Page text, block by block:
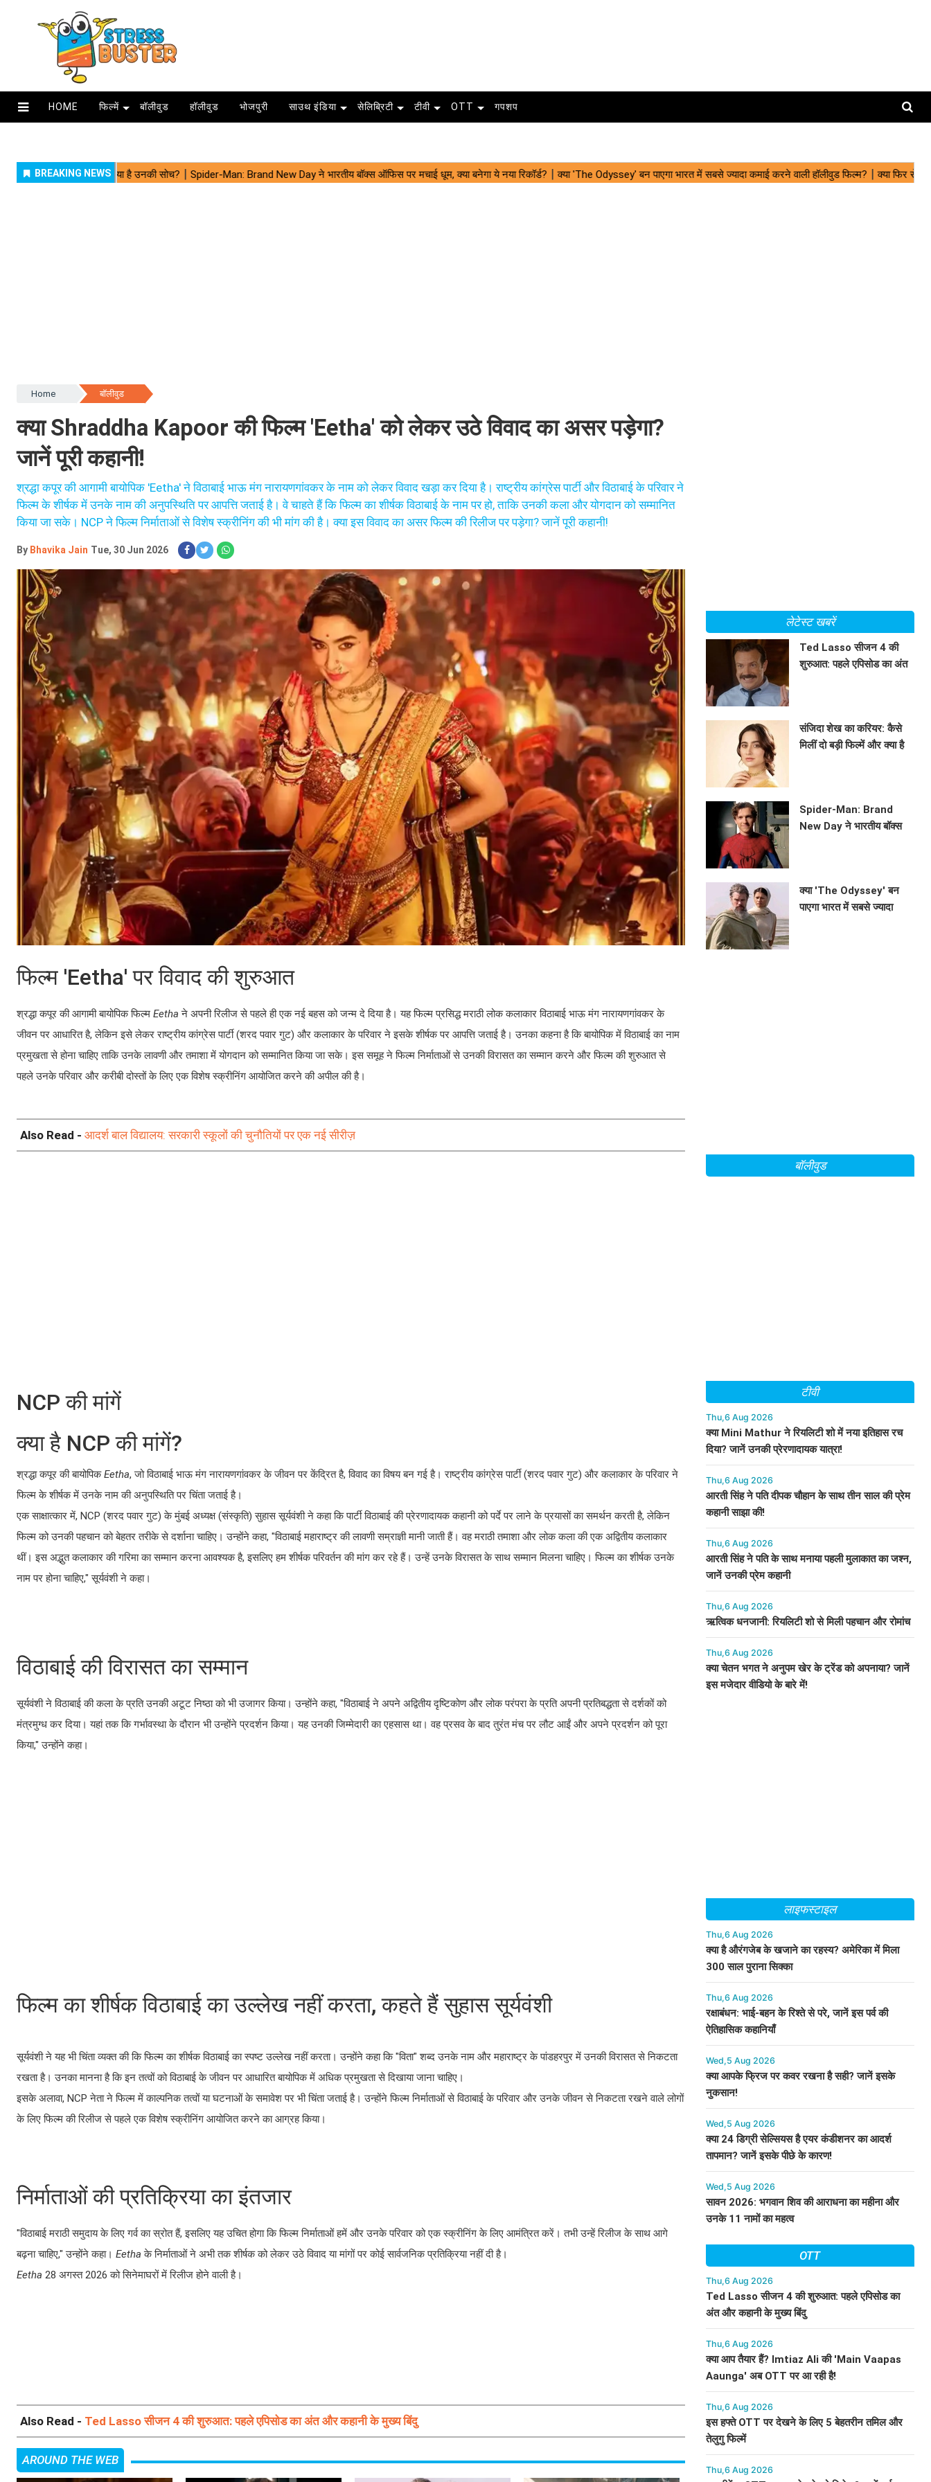
HOME फिल्में बॉलीवुड हॉलीवुड भोजपुरी साउथ इंडिया सेलिब्रिटी टीवी OTT गपशप
Home बॉलीवुड
क्या Shraddha Kapoor की फिल्म 'Eetha' को लेकर उठे विवाद का असर पड़ेगा?
जानें पूरी कहानी!
श्रद्धा कपूर की आगामी बायोपिक 'Eetha' ने विठाबाई भाऊ मंग नारायणगांवकर के नाम को लेकर विवाद खड़ा कर दिया है। राष्ट्रीय कांग्रेस पार्टी और विठाबाई के परिवार ने
फिल्म के शीर्षक में उनके नाम की अनुपस्थिति पर आपत्ति जताई है। वे चाहते हैं कि फिल्म का शीर्षक विठाबाई के नाम पर हो, ताकि उनकी कला और योगदान को सम्मानित
किया जा सके। NCP ने फिल्म निर्माताओं से विशेष स्क्रीनिंग की भी मांग की है। क्या इस विवाद का असर फिल्म की रिलीज पर पड़ेगा? जानें पूरी कहानी!
By Bhavika Jain Tue, 30 Jun 2026
फिल्म 'Eetha' पर विवाद की शुरुआत
श्रद्धा कपूर की आगामी बायोपिक फिल्म Eetha ने अपनी रिलीज से पहले ही एक नई बहस को जन्म दे दिया है। यह फिल्म प्रसिद्ध मराठी लोक कलाकार विठाबाई भाऊ मंग नारायणगांवकर के
जीवन पर आधारित है, लेकिन इसे लेकर राष्ट्रीय कांग्रेस पार्टी (शरद पवार गुट) और कलाकार के परिवार ने इसके शीर्षक पर आपत्ति जताई है। उनका कहना है कि बायोपिक में विठाबाई का नाम
प्रमुखता से होना चाहिए ताकि उनके लावणी और तमाशा में योगदान को सम्मानित किया जा सके। इस समूह ने फिल्म निर्माताओं से उनकी विरासत का सम्मान करने और फिल्म की शुरुआत से
पहले उनके परिवार और करीबी दोस्तों के लिए एक विशेष स्क्रीनिंग आयोजित करने की अपील की है।
Also Read - आदर्श बाल विद्यालय: सरकारी स्कूलों की चुनौतियों पर एक नई सीरीज़
NCP की मांगें
क्या है NCP की मांगें?
श्रद्धा कपूर की बायोपिकEetha, जो विठाबाई भाऊ मंग नारायणगांवकर के जीवन पर केंद्रित है, विवाद का विषय बन गई है। राष्ट्रीय कांग्रेस पार्टी (शरद पवार गुट) और कलाकार के परिवार ने
फिल्म के शीर्षक में उनके नाम की अनुपस्थिति पर चिंता जताई है।
एक साक्षात्कार में, NCP (शरद पवार गुट) के मुंबई अध्यक्ष (संस्कृति) सुहास सूर्यवंशी ने कहा कि पार्टी विठाबाई की प्रेरणादायक कहानी को पर्दे पर लाने के प्रयासों का समर्थन करती है, लेकिन
फिल्म को उनकी पहचान को बेहतर तरीके से दर्शाना चाहिए। उन्होंने कहा, "विठाबाई महाराष्ट्र की लावणी सम्राज्ञी मानी जाती हैं। वह मराठी तमाशा और लोक कला की एक अद्वितीय कलाकार
थीं। इस अद्भुत कलाकार की गरिमा का सम्मान करना आवश्यक है, इसलिए हम शीर्षक परिवर्तन की मांग कर रहे हैं। उन्हें उनके विरासत के साथ सम्मान मिलना चाहिए। फिल्म का शीर्षक उनके
नाम पर होना चाहिए," सूर्यवंशी ने कहा।
विठाबाई की विरासत का सम्मान
सूर्यवंशी ने विठाबाई की कला के प्रति उनकी अटूट निष्ठा को भी उजागर किया। उन्होंने कहा, "विठाबाई ने अपने अद्वितीय दृष्टिकोण और लोक परंपरा के प्रति अपनी प्रतिबद्धता से दर्शकों को
मंत्रमुग्ध कर दिया। यहां तक कि गर्भावस्था के दौरान भी उन्होंने प्रदर्शन किया। यह उनकी जिम्मेदारी का एहसास था। वह प्रसव के बाद तुरंत मंच पर लौट आईं और अपने प्रदर्शन को पूरा
किया," उन्होंने कहा।
फिल्म का शीर्षक विठाबाई का उल्लेख नहीं करता, कहते हैं सुहास सूर्यवंशी
सूर्यवंशी ने यह भी चिंता व्यक्त की कि फिल्म का शीर्षक विठाबाई का स्पष्ट उल्लेख नहीं करता। उन्होंने कहा कि "विता" शब्द उनके नाम और महाराष्ट्र के पांडहरपुर में उनकी विरासत से निकटता
रखता है। उनका मानना है कि इन तत्वों को विठाबाई के जीवन पर आधारित बायोपिक में अधिक प्रमुखता से दिखाया जाना चाहिए।
इसके अलावा, NCP नेता ने फिल्म में काल्पनिक तत्वों या घटनाओं के समावेश पर भी चिंता जताई है। उन्होंने फिल्म निर्माताओं से विठाबाई के परिवार और उनके जीवन से निकटता रखने वाले लोगों
के लिए फिल्म की रिलीज से पहले एक विशेष स्क्रीनिंग आयोजित करने का आग्रह किया।
निर्माताओं की प्रतिक्रिया का इंतजार
"विठाबाई मराठी समुदाय के लिए गर्व का स्रोत हैं, इसलिए यह उचित होगा कि फिल्म निर्माताओं हमें और उनके परिवार को एक स्क्रीनिंग के लिए आमंत्रित करें। तभी उन्हें रिलीज के साथ आगे
बढ़ना चाहिए," उन्होंने कहा। Eetha के निर्माताओं ने अभी तक शीर्षक को लेकर उठे विवाद या मांगों पर कोई सार्वजनिक प्रतिक्रिया नहीं दी है।
Eetha 28 अगस्त 2026 को सिनेमाघरों में रिलीज होने वाली है।
Also Read - Ted Lasso सीजन 4 की शुरुआत: पहले एपिसोड का अंत और कहानी के मुख्य बिंदु
AROUND THE WEB
लेटेस्ट खबरें
Ted Lasso सीजन 4 की
शुरुआत: पहले एपिसोड का अंत
संजिदा शेख का करियर: कैसे
मिलीं दो बड़ी फिल्में और क्या है
Spider-Man: Brand
New Day ने भारतीय बॉक्स
क्या 'The Odyssey' बन
पाएगा भारत में सबसे ज्यादा
बॉलीवुड
टीवी
Thu,6 Aug 2026
क्या Mini Mathur ने रियलिटी शो में नया इतिहास रच
दिया? जानें उनकी प्रेरणादायक यात्रा!
Thu,6 Aug 2026
आरती सिंह ने पति दीपक चौहान के साथ तीन साल की प्रेम
कहानी साझा की!
Thu,6 Aug 2026
आरती सिंह ने पति के साथ मनाया पहली मुलाकात का जश्न,
जानें उनकी प्रेम कहानी
Thu,6 Aug 2026
ऋत्विक धनजानी: रियलिटी शो से मिली पहचान और रोमांच
Thu,6 Aug 2026
क्या चेतन भगत ने अनुपम खेर के ट्रेंड को अपनाया? जानें
इस मजेदार वीडियो के बारे में!
लाइफस्टाइल
Thu,6 Aug 2026
क्या है औरंगजेब के खजाने का रहस्य? अमेरिका में मिला
300 साल पुराना सिक्का
Thu,6 Aug 2026
रक्षाबंधन: भाई-बहन के रिश्ते से परे, जानें इस पर्व की
ऐतिहासिक कहानियाँ
Wed,5 Aug 2026
क्या आपके फ्रिज पर कवर रखना है सही? जानें इसके
नुकसान!
Wed,5 Aug 2026
क्या 24 डिग्री सेल्सियस है एयर कंडीशनर का आदर्श
तापमान? जानें इसके पीछे के कारण!
Wed,5 Aug 2026
सावन 2026: भगवान शिव की आराधना का महीना और
उनके 11 नामों का महत्व
OTT
Thu,6 Aug 2026
Ted Lasso सीजन 4 की शुरुआत: पहले एपिसोड का
अंत और कहानी के मुख्य बिंदु
Thu,6 Aug 2026
क्या आप तैयार हैं? Imtiaz Ali की 'Main Vaapas
Aaunga' अब OTT पर आ रही है!
Thu,6 Aug 2026
इस हफ्ते OTT पर देखने के लिए 5 बेहतरीन तमिल और
तेलुगु फिल्में
Thu,6 Aug 2026